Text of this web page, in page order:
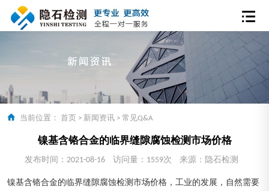
当前位置： 首页 > 新闻资讯 > 常见Q&A
镍基含铬合金的临界缝隙腐蚀检测市场价格
发布时间：2021-08-16 访问量：1559次 来源：隐石检测
镍基含铬合金的临界缝隙腐蚀检测市场价格，工业的发展，自然需要